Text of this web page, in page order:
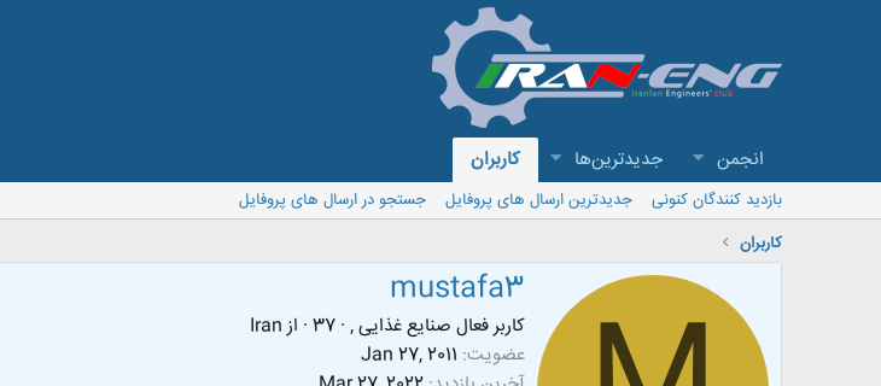
انجمن جدیدترین‌ها کاربران
بازدید کنندگان کنونی جدیدترین ارسال های پروفایل
جستجو در ارسال های پروفایل
کاربران
mustafa3
کاربر فعال صنایع غذایی , ·
· از Iran
عضویت Jan 27, 2011